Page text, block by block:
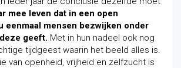
mee leven dat in een open
eenmaal mensen bezwijken onder
geeft. Met in hun nadeel ook nog
tijdgeest waarin het beeld alles is.
van openheid, vrijheid en zelfzucht is